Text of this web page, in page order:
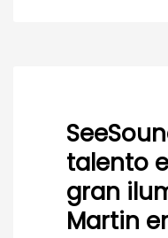
talento
gran
Martin